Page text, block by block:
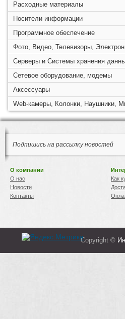
Расходные материалы
Носители информации
Программное обеспечение
Фото, Видео, Телевизоры,
Серверы и Системы хранения
Сетевое оборудование, модемы
Аксессуары
Web-камеры, Колонки, Наушники,
Подпишись на рассылку новостей
О компании
О нас
Новости
Контакты
Как
Copyright ©